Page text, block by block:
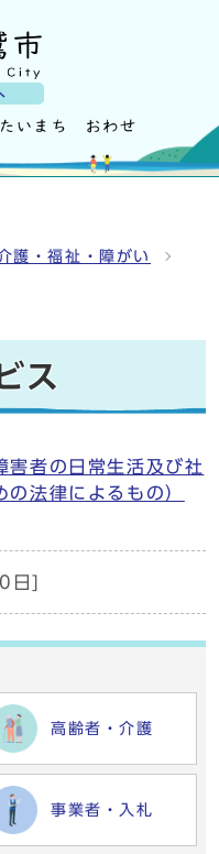
護・福祉・障がい
ス
害者の日常生活及び社
法律によるもの）
日]
高齢者・介護
事業者・入札